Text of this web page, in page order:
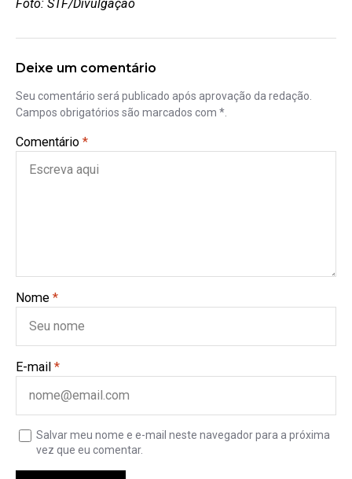
Foto: STF/Divulgação
Deixe um comentário
Seu comentário será publicado após aprovação da redação.
Campos obrigatórios são marcados com *.
Comentário *
Nome *
E-mail *
Salvar meu nome e e-mail neste navegador para a próxima
vez que eu comentar.